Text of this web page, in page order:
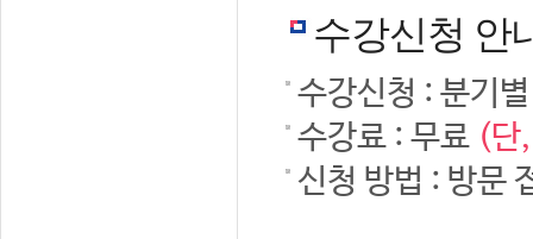
수강신청 안
수강신청 : 분기
수강료 : 무료 (단
신청 방법 : 방문